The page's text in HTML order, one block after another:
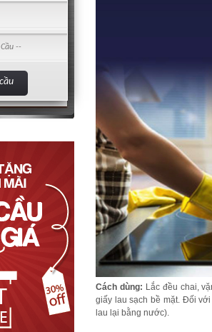
Cách dùng: Lắc đều chai,
giấy lau sạch bề mặt. Đối
lau lại bằng nước).